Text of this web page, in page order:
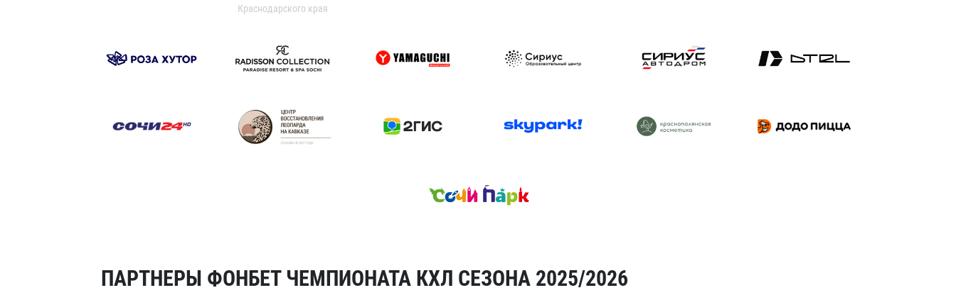
Краснодарского края
ПАРТНЕРЫ ФОНБЕТ ЧЕМПИОНАТА КХЛ СЕЗОНА 2025/2026